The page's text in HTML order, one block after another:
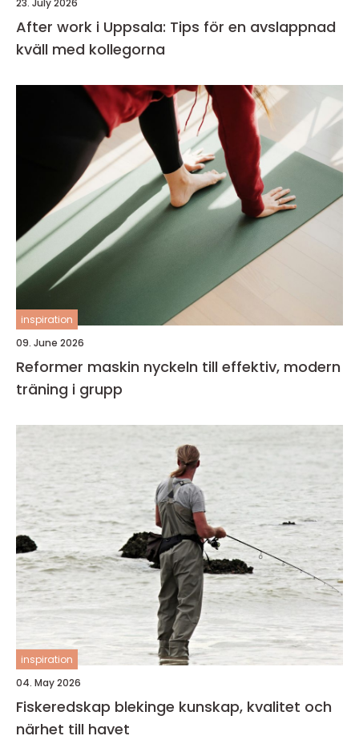
After work i Uppsala: Tips för en avslappnad
kväll med kollegorna
inspiration
09. June 2026
Reformer maskin nyckeln till effektiv, modern
träning i grupp
inspiration
04. May 2026
Fiskeredskap blekinge kunskap, kvalitet och
närhet till havet